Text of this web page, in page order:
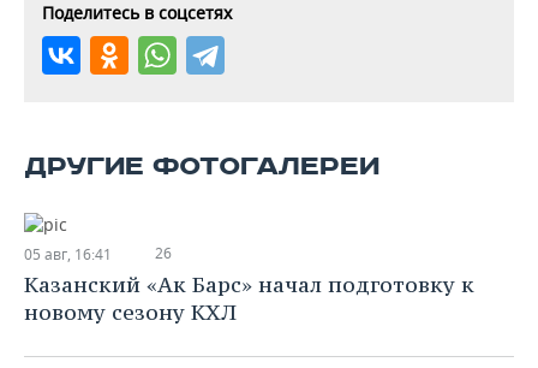
Поделитесь в соцсетях
ДРУГИЕ ФОТОГАЛЕРЕИ
05 авг, 16:41 26
Казанский «Ак Барс» начал подготовку к
новому сезону КХЛ